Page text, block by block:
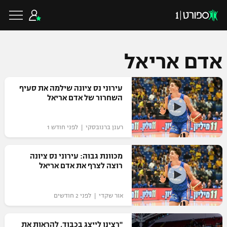
כדורגל ישראלי
ליגת העל
גביע הטוטו
ליגיונרים
גביע המדינה
כדורגל עולמי
ליגת האלופות
ליגה אירופית
ליגה אנגלית
כדורסל ישראלי
ליגת ווינר סל
ליגה לאומית
כדורסל עולמי
NBA
אדם אריאל
עירוני נס ציונה שילמה את סעיף
השחרור של אדם אריאל
רענן ברנובסקי | לפני חודש 1
מכוונת גבוה: עירוני נס ציונה
רוצה לצרף את אדם אריאל
אור שקדי | לפני 2 חודשים
"רצינו לייצג בכבוד, להראות את